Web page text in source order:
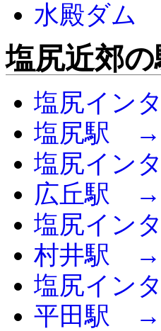
水殿ダム
塩尻近郊の
塩尻イ
塩尻駅 →
塩尻イ
広丘駅 →
塩尻イ
村井駅 →
塩尻イ
平田駅 →